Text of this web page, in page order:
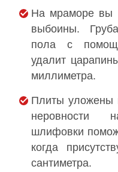
На мраморе вы
выбоины.
пола с
удалит
миллиметра.
Плиты уложены
неровности
шлифовки
когда
сантиметра.